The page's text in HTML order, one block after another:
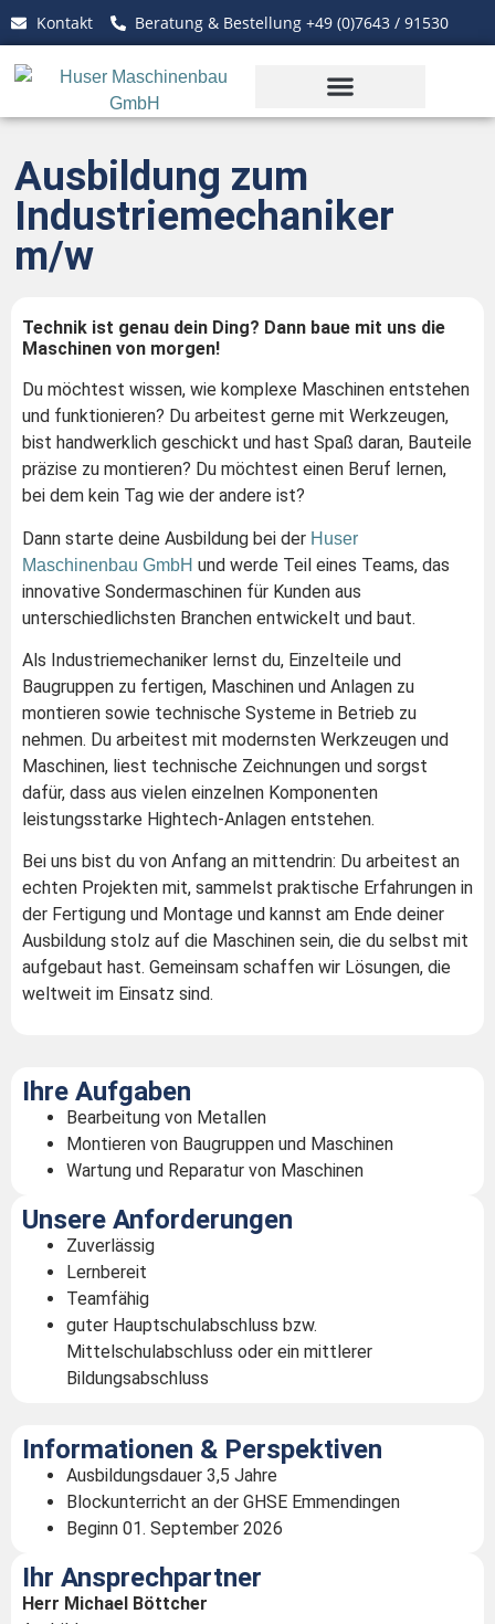
Kontakt Beratung & Bestellung +49 (0)7643 / 91530
Ausbildung zum
Industriemechaniker
m/w
Technik ist genau dein Ding? Dann baue mit uns die
Maschinen von morgen!
Du möchtest wissen, wie komplexe Maschinen entstehen
und funktionieren? Du arbeitest gerne mit Werkzeugen,
bist handwerklich geschickt und hast Spaß daran, Bauteile
präzise zu montieren? Du möchtest einen Beruf lernen,
bei dem kein Tag wie der andere ist?
Dann starte deine Ausbildung bei der Huser
Maschinenbau GmbH und werde Teil eines Teams, das
innovative Sondermaschinen für Kunden aus
unterschiedlichsten Branchen entwickelt und baut.
Als Industriemechaniker lernst du, Einzelteile und
Baugruppen zu fertigen, Maschinen und Anlagen zu
montieren sowie technische Systeme in Betrieb zu
nehmen. Du arbeitest mit modernsten Werkzeugen und
Maschinen, liest technische Zeichnungen und sorgst
dafür, dass aus vielen einzelnen Komponenten
leistungsstarke Hightech-Anlagen entstehen.
Bei uns bist du von Anfang an mittendrin: Du arbeitest an
echten Projekten mit, sammelst praktische Erfahrungen in
der Fertigung und Montage und kannst am Ende deiner
Ausbildung stolz auf die Maschinen sein, die du selbst mit
aufgebaut hast. Gemeinsam schaffen wir Lösungen, die
weltweit im Einsatz sind.
Ihre Aufgaben
Bearbeitung von Metallen
Montieren von Baugruppen und Maschinen
Wartung und Reparatur von Maschinen
Unsere Anforderungen
Zuverlässig
Lernbereit
Teamfähig
guter Hauptschulabschluss bzw.
Mittelschulabschluss oder ein mittlerer
Bildungsabschluss
Informationen & Perspektiven
Ausbildungsdauer 3,5 Jahre
Blockunterricht an der GHSE Emmendingen
Beginn 01. September 2026
Ihr Ansprechpartner
Herr Michael Böttcher